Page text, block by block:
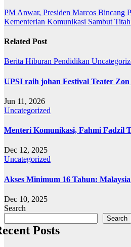
Post
navigation
PM Anwar, Presiden Marcos Bincang
Kementerian Komunikasi Sambut
Related Post
Berita Hiburan Pendidikan
UPSI raih johan Festival Teater
Jun 11, 2026
Uncategorized
Menteri Komunikasi, Fahmi Fadzil
Dec 12, 2025
Uncategorized
Akses Minimum 16 Tahun:
Dec 10, 2025
Search
Search
Posts